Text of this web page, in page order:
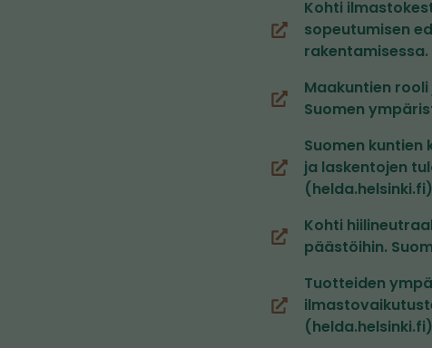
Kohti
sopeutumisen
(siirryt
toiseen
palveluun)
Maakuntien
Suomen
(siirryt
palveluun)
Suomen
ja laskentojen
(helda.helsinki.fi)
(siirryt
toiseen
palveluun)
Kohti
päästöihin.
(siirryt
palveluun)
Tuotteiden
(helda.helsinki.fi)
(siirryt
toiseen